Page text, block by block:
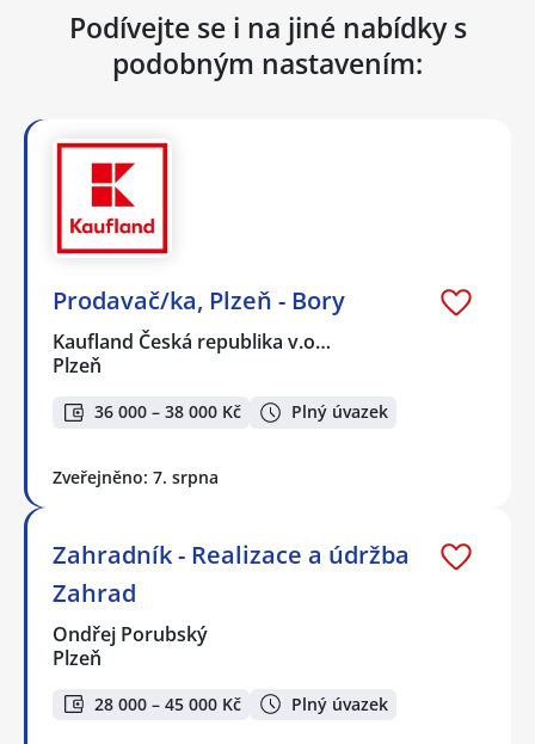
Podívejte se i na jiné nabídky s
podobným nastavením:
Prodavač/ka, Plzeň - Bory
Kaufland Česká republika v.o…
Plzeň
36 000 – 38 000 Kč Plný úvazek
Zveřejněno: 7. srpna
Zahradník - Realizace a údržba
Zahrad
Ondřej Porubský
Plzeň
28 000 – 45 000 Kč Plný úvazek